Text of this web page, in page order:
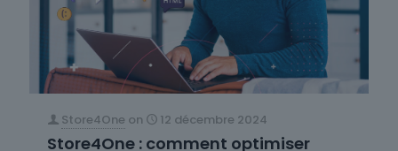
Store4One on 12 décembre 2024
Store4One : comment optimiser